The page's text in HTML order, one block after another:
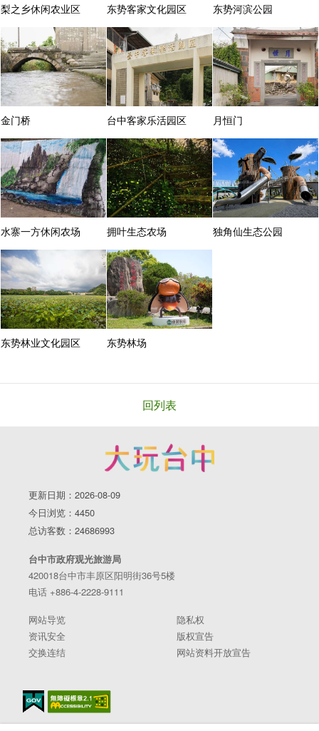
梨之乡休闲农业区 东势客家文化园区 东势河滨公园
金门桥 台中客家乐活园区 月恒门
水寨一方休闲农场 拥叶生态农场 独角仙生态公园
东势林业文化园区 东势林场
回列表
更新日期：2026-08-09
今日浏览：4450
总访客数：24686993
台中市政府观光旅游局
420018台中市丰原区阳明街36号5楼
电话 +886-4-2228-9111
网站导览
隐私权
资讯安全
版权宣告
交换连结
网站资料开放宣告